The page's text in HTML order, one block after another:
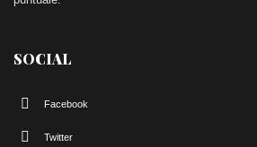
SOCIAL
Facebook
Twitter